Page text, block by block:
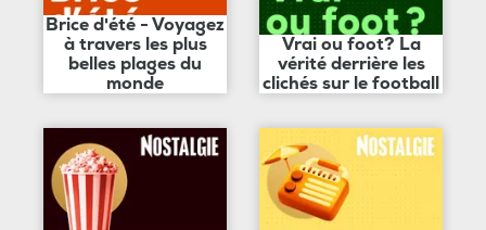
Brice d'été - Voyagez
à travers les plus
belles plages du
monde
Vrai ou foot? La
vérité derrière les
clichés sur le football